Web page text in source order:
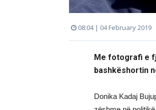
08:04 | 04 February 2019
Me fotografi e
bashkëshortin
Donika Kadaj